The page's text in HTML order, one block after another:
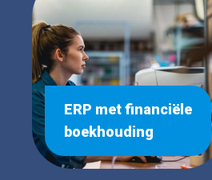
ERP met financiële
boekhouding